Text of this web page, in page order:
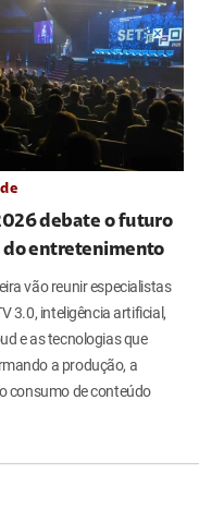
debate o futuro
do entretenimento
vão reunir especialistas
3.0, inteligência artificial,
e as tecnologias que
a produção, a
consumo de conteúdo